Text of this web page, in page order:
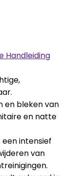
Handleiding
en bleken van
en natte
intensief
van